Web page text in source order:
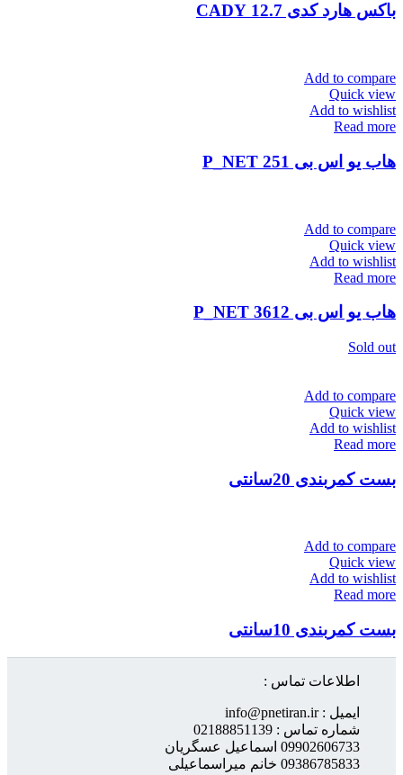
باکس هارد کدی 12.7 CADY
Add to compare
Quick view
Add to wishlist
Read more
هاب یو اس بی P_NET 251
Add to compare
Quick view
Add to wishlist
Read more
هاب یو اس بی P_NET 3612
Sold out
Add to compare
Quick view
Add to wishlist
Read more
بست کمربندی 20سانتی
Add to compare
Quick view
Add to wishlist
Read more
بست کمربندی 10سانتی
اطلاعات تماس :
ایمیل : info@pnetiran.ir
شماره تماس : 02188851139
09902606733 اسماعیل عسگریان
09386785833 خانم میراسماعیلی